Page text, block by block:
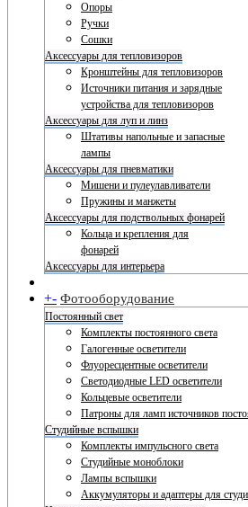
Опоры
Ручки
Сошки
Аксессуары для тепловизоров
Кронштейны для тепловизоров
Источники питания и зарядные
устройства для тепловизоров
Аксессуары для луп и линз
Штативы напольные и запасные
лампы
Аксессуары для пневматики
Мишени и пулеулавливатели
Пружины и манжеты
Аксессуары для подствольных фонарей
Кольца и крепления для
фонарей
Аксессуары для интерьера
+- Фотооборудование
Постоянный свет
Комплекты постоянного света
Галогенные осветители
Флуоресцентные осветители
Светодиодные LED осветители
Кольцевые осветители
Патроны для ламп источников
Студийные вспышки
Комплекты импульсного света
Студийные моноблоки
Лампы вспышки
Аккумуляторы и адаптеры для